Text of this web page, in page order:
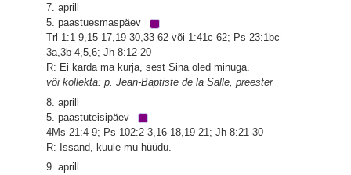
7. aprill
5. paastuesmaspäev
Trl 1:1-9,15-17,19-30,33-62 või 1:41c-62; Ps 23:1bc-
3a,3b-4,5,6; Jh 8:12-20
R: Ei karda ma kurja, sest Sina oled minuga.
või kollekta: p. Jean-Baptiste de la Salle, preester
8. aprill
5. paastuteisipäev
4Ms 21:4-9; Ps 102:2-3,16-18,19-21; Jh 8:21-30
R: Issand, kuule mu hüüdu.
9. aprill